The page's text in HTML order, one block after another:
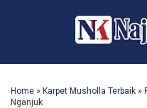
Home » Karpet Musholla Terbaik »
Nganjuk